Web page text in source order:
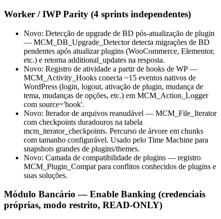
Worker / IWP Parity (4 sprints independentes)
Novo: Detecção de upgrade de BD pós-atualização de plugin
— MCM_DB_Upgrade_Detector detecta migrações de BD
pendentes após atualizar plugins (WooCommerce, Elementor,
etc.) e retorna additional_updates na resposta.
Novo: Registro de atividade a partir de hooks de WP —
MCM_Activity_Hooks conecta ~15 eventos nativos de
WordPress (login, logout, ativação de plugin, mudança de
tema, mudanças de opções, etc.) em MCM_Action_Logger
com source='hook'.
Novo: Iterador de arquivos reanudável — MCM_File_Iterator
com checkpoints duradouros na tabela
mcm_iterator_checkpoints. Percurso de árvore em chunks
com tamanho configurável. Usado pelo Time Machine para
snapshots grandes de plugins/themes.
Novo: Camada de compatibilidade de plugins — registro
MCM_Plugin_Compat para conflitos conhecidos de plugins e
suas soluções.
Módulo Bancário — Enable Banking (credenciais
próprias, modo restrito, READ-ONLY)